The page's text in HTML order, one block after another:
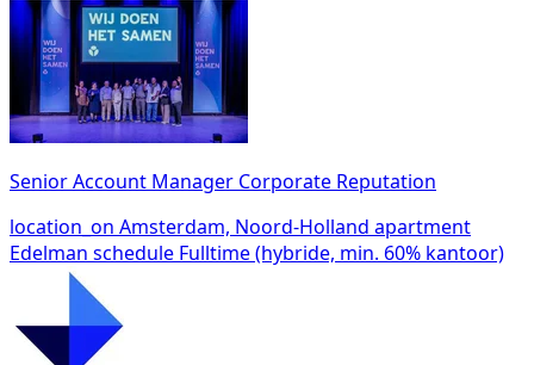
Senior Account Manager Corporate Reputation
location_on Amsterdam, Noord-Holland apartment
Edelman schedule Fulltime (hybride, min. 60% kantoor)